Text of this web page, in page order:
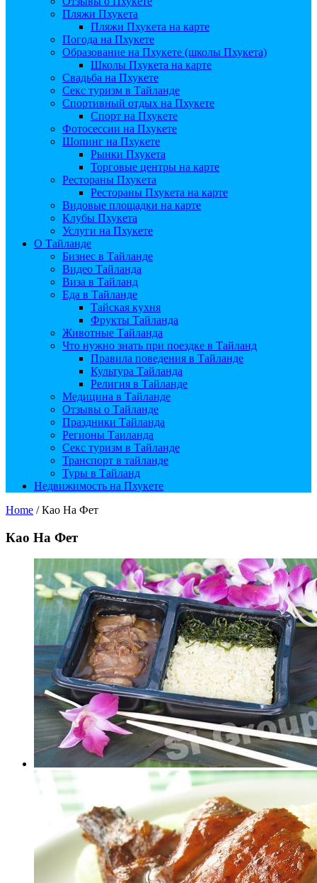
Пляжи Пхукета
Пляжи Пхукета на карте
Погода на Пхукете
Образование на Пхукете (школы Пхукета)
Школы Пхукета на карте
Свадьба на Пхукете
Секс туризм в Тайланде
Спортивный отдых на Пхукете
Спорт на Пхукете
Фотосессии на Пхукете
Шопинг на Пхукете
Рынки Пхукета
Торговые центры на карте
Рестораны Пхукета
Рестораны Пхукета на карте
Видовые площадки на карте
Клубы Пхукета
Услуги на Пхукете
О Тайланде
Бизнес в Тайланде
Видео Тайланда
Виза в Тайланд
Еда в Тайланде
Тайская кухня
Фрукты Тайланда
Животные Тайланда
Что нужно знать при поездке в Тайланд
Правила поведения в Тайланде
Культура Тайланда
Религия в Тайланде
Медицина в Тайланде
Отзывы о Тайланде
Праздники Тайланда
Регионы Таиланда
Секс туризм в Тайланде
Транспорт в тайланде
Туры в Тайланд
Недвижимость на Пхукете
Home / Као На Фет
Као На Фет